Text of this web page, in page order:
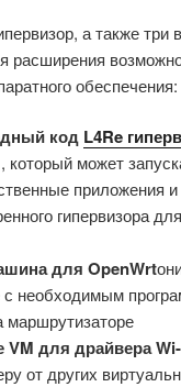
а также три
расширения
обеспечения:
код L4Re
который может
приложения
гипервизора
для OpenWrt
необходимым
маршрутизаторе
для драйвера
от других